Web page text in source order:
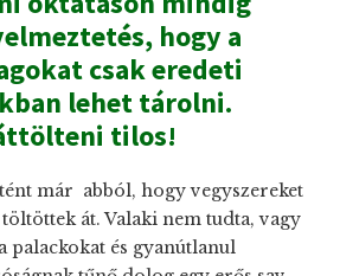
hogy a
csak eredeti
lehet tárolni.
tilos!
már abból, hogy vegyszereket
át. Valaki nem tudta, vagy
palackokat és gyanútlanul